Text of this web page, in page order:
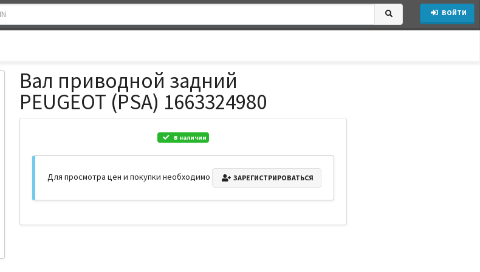
ВОЙТИ
Вал приводной задний
PEUGEOT (PSA) 1663324980
В наличии
Для просмотра цен и покупки необходимо ЗАРЕГИСТРИРОВАТЬСЯ